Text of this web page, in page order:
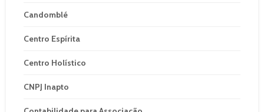
Candomblé
Centro Espírita
Centro Holístico
CNPJ Inapto